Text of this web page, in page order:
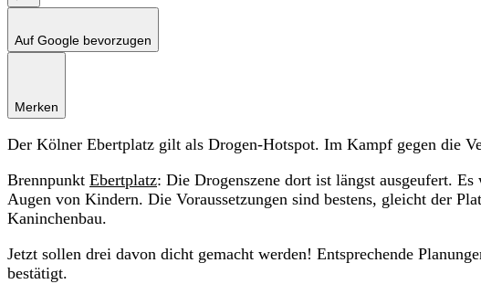
Auf Google bevorzugen
Merken
Der Kölner Ebertplatz gilt als Drogen-Hotspot. Im Kampf gegen die
Brennpunkt Ebertplatz: Die Drogenszene dort ist längst ausgeufert.
Augen von Kindern. Die Voraussetzungen sind bestens, gleicht der
Kaninchenbau.
Jetzt sollen drei davon dicht gemacht werden! Entsprechende
bestätigt.